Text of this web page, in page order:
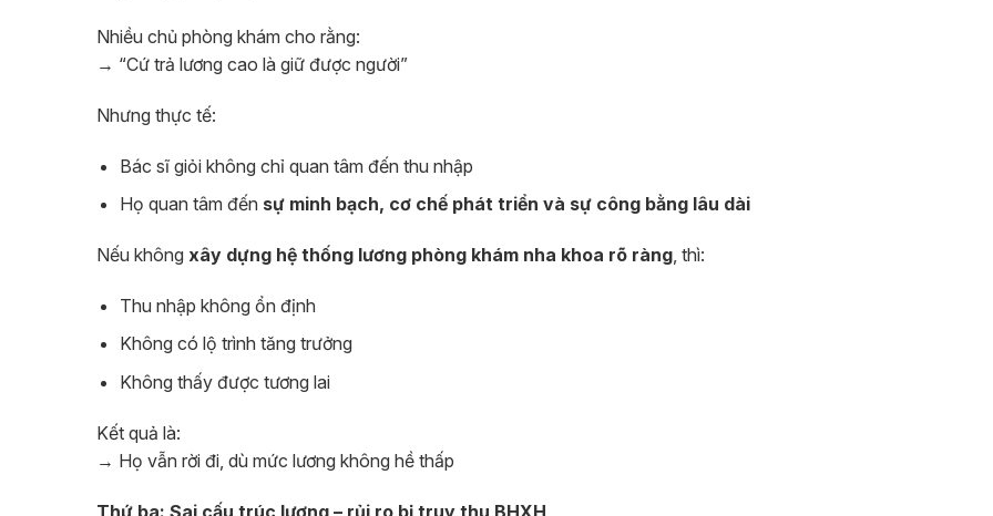
Nhiều chủ phòng khám cho rằng:
→ “Cứ trả lương cao là giữ được người”
Nhưng thực tế:
Bác sĩ giỏi không chỉ quan tâm đến thu nhập
Họ quan tâm đến sự minh bạch, cơ chế phát triển và sự công bằng lâu dài
Nếu không xây dựng hệ thống lương phòng khám nha khoa rõ ràng , thì:
Thu nhập không ổn định
Không có lộ trình tăng trưởng
Không thấy được tương lai
Kết quả là:
→ Họ vẫn rời đi, dù mức lương không hề thấp
Thứ ba: Sai cấu trúc lương – rủi ro bị truy thu BHXH